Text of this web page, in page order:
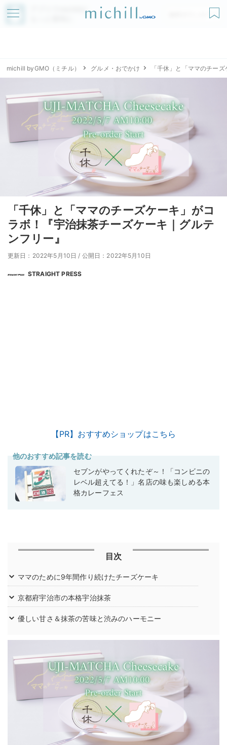
アプリでmichillが
無料ダウンロード
michill byGMO（ミチル） グルメ・おでかけ 「千休」と「ママのチー
「千休」と「ママのチーズケーキ」がコ
ラボ！『宇治抹茶チーズケーキ｜グルテ
ンフリー』
更新日：2022年5月10日 / 公開日：2022年5月10日
STRAIGHT PRESS
【PR】おすすめショップはこちら
他のおすすめ記事を読む
セブンがやってくれたぞ～！「コンビニの
レベル超えてる！」名店の味も楽しめる本
格カレーフェス
目次
ママのために9年間作り続けたチーズケーキ
京都府宇治市の本格宇治抹茶
優しい甘さ＆抹茶の苦味と渋みのハーモニー